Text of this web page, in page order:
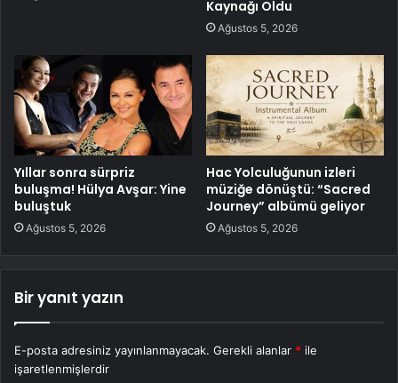
Kaynağı Oldu
Ağustos 5, 2026
Yıllar sonra sürpriz
buluşma! Hülya Avşar: Yine
buluştuk
Ağustos 5, 2026
Hac Yolculuğunun izleri
müziğe dönüştü: “Sacred
Journey” albümü geliyor
Ağustos 5, 2026
Bir yanıt yazın
E-posta adresiniz yayınlanmayacak. Gerekli alanlar * ile
işaretlenmişlerdir